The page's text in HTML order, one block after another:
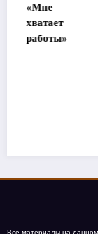
я от